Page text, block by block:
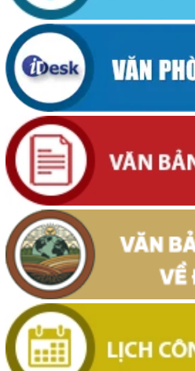
Thông báo về việc cấp Giấy chứng
chấp thuận bằng văn bản cho thương
hàng hoá xuất khẩu trên địa bàn tỉnh
(29/07/2026, 00:00)
Thông báo công khai về việc đo đạc,
số 59, tờ bản đồ số 89 thuộc Đoàn
Đắk Lắk do Nguyễn Thị Bích Liên và
thường trú tại TDP An Bình 4,
sử dụng
(29/07/2026, 00:00)
Thông báo về việc niêm yết, công
quyền sử dụng đất mang tên ông Cù
Kim Tâm. Thường trú tại: Phường
(29/07/2026, 00:00)
Thông báo về việc cấp giấy chứng
khác gắn liền với đất cho ông Lê Đình
dụng đất tại phường Buôn Hồ, tỉnh Đắk